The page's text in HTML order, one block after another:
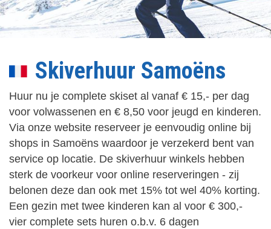
Skiverhuur Samoëns
Huur nu je complete skiset al vanaf € 15,- per dag
voor volwassenen en € 8,50 voor jeugd en kinderen.
Via onze website reserveer je eenvoudig online bij
shops in Samoëns waardoor je verzekerd bent van
service op locatie. De skiverhuur winkels hebben
sterk de voorkeur voor online reserveringen - zij
belonen deze dan ook met 15% tot wel 40% korting.
Een gezin met twee kinderen kan al voor € 300,-
vier complete sets huren o.b.v. 6 dagen